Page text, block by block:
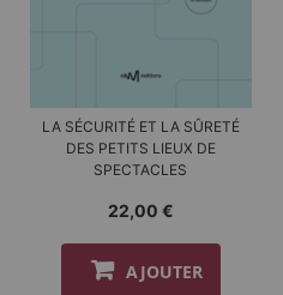
LA SÉCURITÉ ET LA SÛRETÉ
DES PETITS LIEUX DE
SPECTACLES
22,00 €
AJOUTER